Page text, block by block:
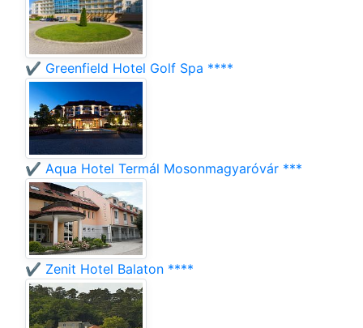
✔️ Greenfield Hotel Golf Spa ****
✔️ Aqua Hotel Termál Mosonmagyaróvár ***
✔️ Zenit Hotel Balaton ****